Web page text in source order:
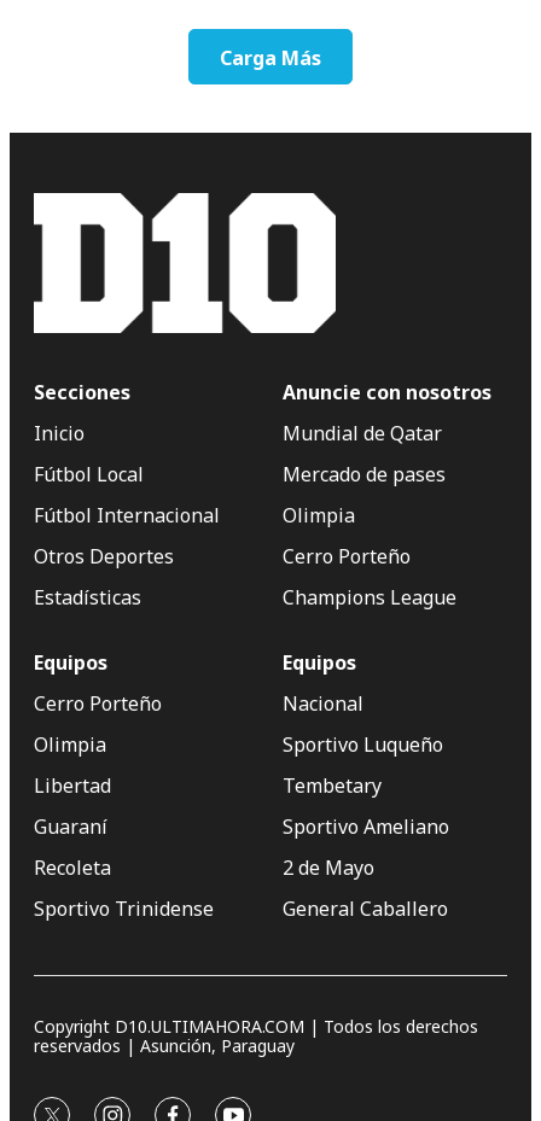
Carga Más
Secciones
Inicio
Fútbol Local
Fútbol Internacional
Otros Deportes
Estadísticas
Anuncie con nosotros
Mundial de Qatar
Mercado de pases
Olimpia
Cerro Porteño
Champions League
Equipos
Cerro Porteño
Olimpia
Libertad
Guaraní
Recoleta
Sportivo Trinidense
Equipos
Nacional
Sportivo Luqueño
Tembetary
Sportivo Ameliano
2 de Mayo
General Caballero
Copyright D10.ULTIMAHORA.COM | Todos los derechos
reservados | Asunción, Paraguay